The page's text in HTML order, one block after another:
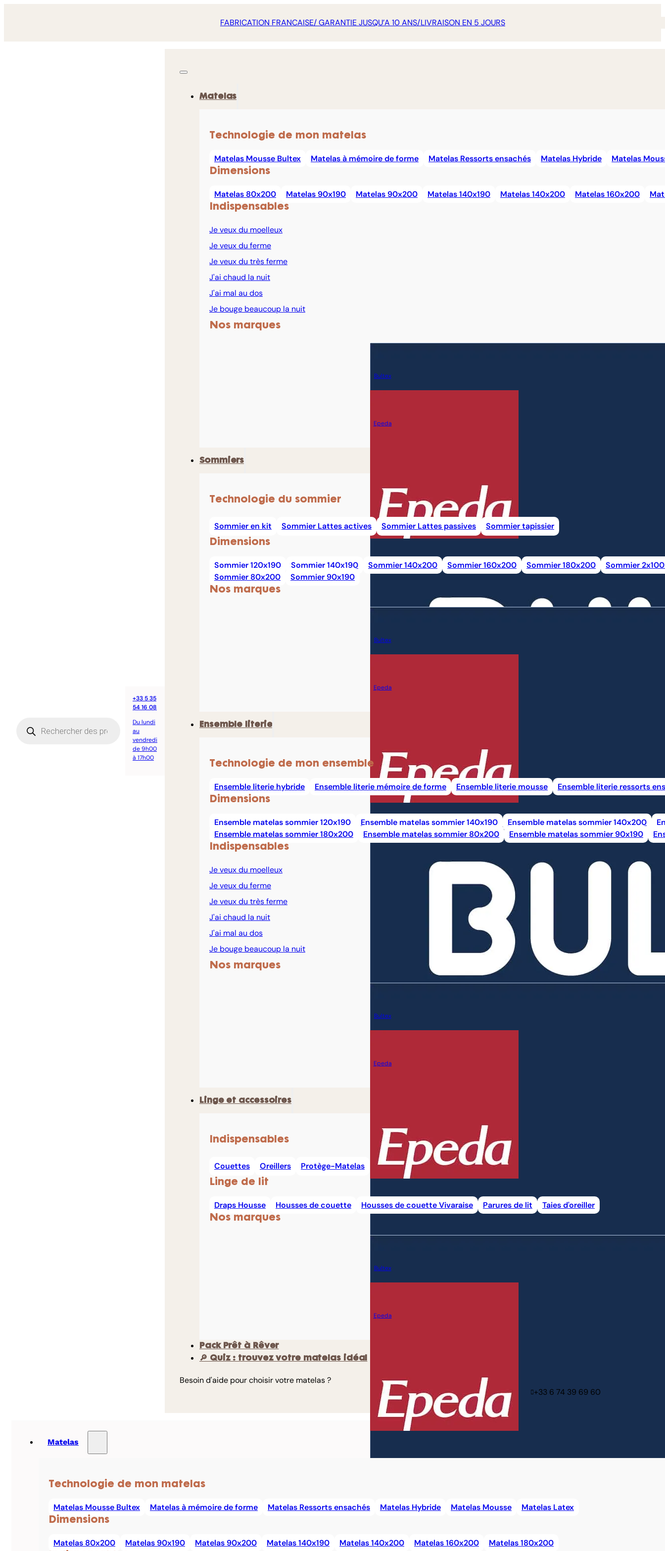
FABRICATION FRANCAISE/ GARANTIE JUSQU’A 10 ANS/LIVRAISON EN 5 JOURS
produits
+33 5 35
54 16 08
Du lundi
au
vendredi
de 9h00
à 17h00
Matelas
Technologie de mon matelas
Matelas Mousse Bultex Matelas à mémoire de forme Matelas Ressorts ensachés Matelas Hybride Matelas
Dimensions
Matelas 80x200 Matelas 90x190 Matelas 90x200 Matelas 140x190 Matelas 140x200 Matelas 160x200
Indispensables
Je veux du moelleux
Je veux du ferme
Je veux du très ferme
J'ai chaud la nuit
J'ai mal au dos
Je bouge beaucoup la nuit
Nos marques
Bultex
Epeda
Sommiers
Technologie du sommier
Sommier en kit Sommier Lattes actives Sommier Lattes passives Sommier tapissier
Dimensions
Sommier 120x190 Sommier 140x190 Sommier 140x200 Sommier 160x200 Sommier 180x200
Sommier
Sommier 80x200
Sommier 90x190
Nos marques
Bultex
Epeda
Ensemble literie
Technologie de mon ensemble
Ensemble literie hybride Ensemble literie mémoire de forme Ensemble literie mousse Ensemble literie ressorts
Dimensions
Ensemble matelas sommier 120x190 Ensemble matelas sommier 140x190 Ensemble matelas sommier 140x200
Ensemble matelas sommier 180x200
Ensemble matelas sommier 80x200 Ensemble matelas sommier 90x190
Indispensables
Je veux du moelleux
Je veux du ferme
Je veux du très ferme
J'ai chaud la nuit
J'ai mal au dos
Je bouge beaucoup la nuit
Nos marques
Bultex
Epeda
Linge et accessoires
Indispensables
Couettes Oreillers Protège-Matelas
Linge de lit
Draps Housse Housses de couette Housses de couette Vivaraise Parures de lit Taies d'oreiller
Nos marques
Bultex
Epeda
Pack Prêt à Rêver
🔎 Quiz : trouvez votre matelas idéal
Besoin d'aide pour choisir votre matelas ?
+33 6 74 39 69 60
Matelas
Technologie de mon matelas
Matelas Mousse Bultex Matelas à mémoire de forme Matelas Ressorts ensachés Matelas Hybride Matelas Mousse Matelas Latex
Dimensions
Matelas 80x200 Matelas 90x190 Matelas 90x200 Matelas 140x190 Matelas 140x200 Matelas 160x200 Matelas 180x200